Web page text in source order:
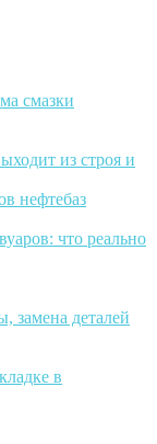
смазки
из строя и
что реально
замена деталей
в